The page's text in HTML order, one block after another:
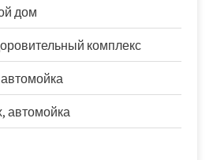
дом
комплекс
автомойка